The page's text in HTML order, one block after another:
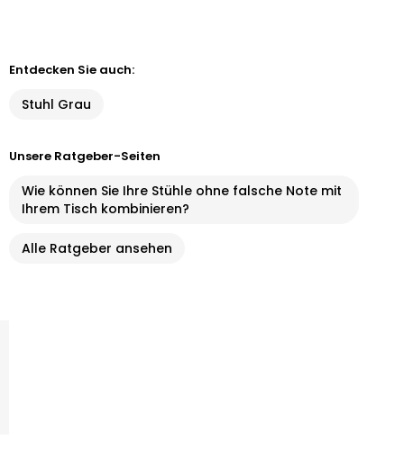
Entdecken Sie auch:
Stuhl Grau
Unsere Ratgeber-Seiten
Wie können Sie Ihre Stühle ohne falsche Note mit
Ihrem Tisch kombinieren?
Alle Ratgeber ansehen